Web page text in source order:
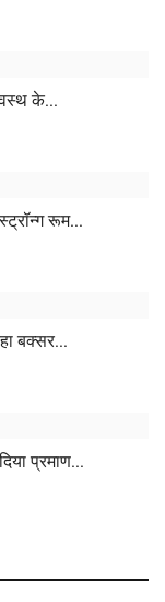
के...
रूम...
बक्सर...
प्रमाण...